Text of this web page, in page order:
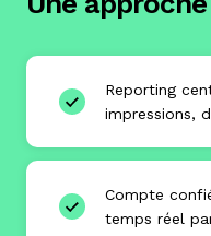
Reporting
impressions,
Compte
temps réel